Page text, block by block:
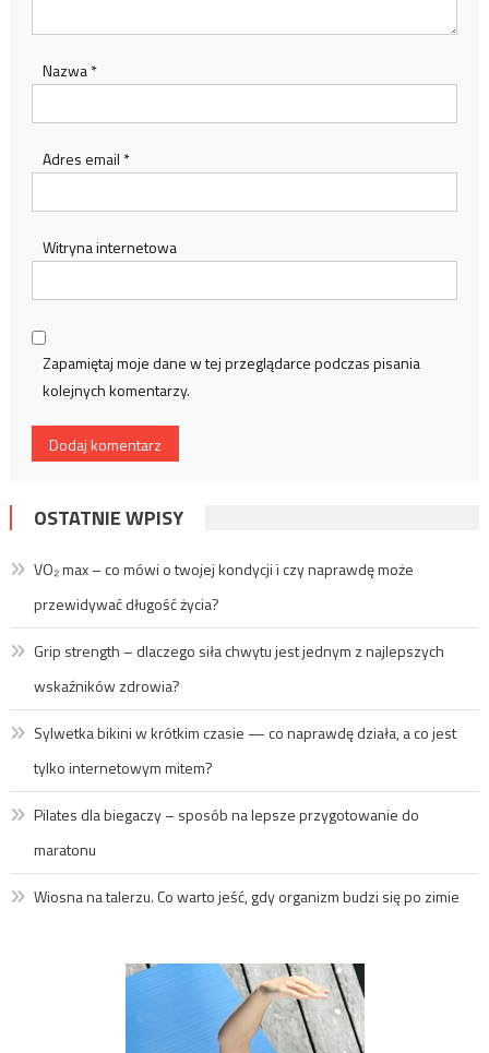
Nazwa*
Adres email *
Witryna internetowa
Zapamiętaj moje dane w tej przeglądarce podczas pisania
kolejnych komentarzy.
OSTATNIE WPISY
VO₂ max – co mówi o twojej kondycji i czy naprawdę może
przewidywać długość życia?
Grip strength – dlaczego siła chwytu jest jednym z najlepszych
wskaźników zdrowia?
Sylwetka bikini w krótkim czasie — co naprawdę działa, a co jest
tylko internetowym mitem?
Pilates dla biegaczy – sposób na lepsze przygotowanie do
maratonu
Wiosna na talerzu. Co warto jeść, gdy organizm budzi się po zimie